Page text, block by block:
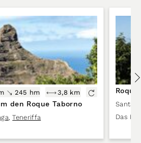
245 hm 3,8 km
den Roque Taborno
, Teneriffa
Santa
Das